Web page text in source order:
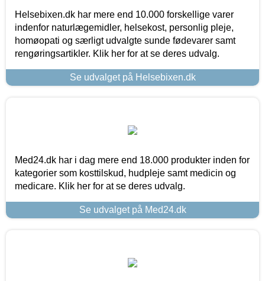
Helsebixen.dk har mere end 10.000 forskellige varer
indenfor naturlægemidler, helsekost, personlig pleje,
homøopati og særligt udvalgte sunde fødevarer samt
rengøringsartikler. Klik her for at se deres udvalg.
Se udvalget på Helsebixen.dk
Med24.dk har i dag mere end 18.000 produkter inden for
kategorier som kosttilskud, hudpleje samt medicin og
medicare. Klik her for at se deres udvalg.
Se udvalget på Med24.dk